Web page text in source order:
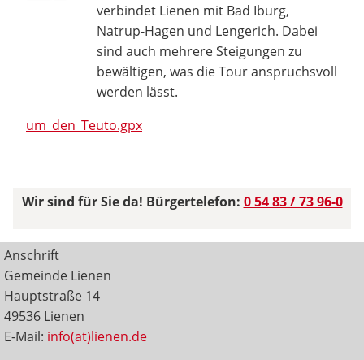
verbindet Lienen mit Bad Iburg,
Natrup-Hagen und Lengerich. Dabei
sind auch mehrere Steigungen zu
bewältigen, was die Tour anspruchsvoll
werden lässt.
um_den_Teuto.gpx
Wir sind für Sie da! Bürgertelefon: 0 54 83 / 73 96-0
Anschrift
Gemeinde Lienen
Hauptstraße 14
49536 Lienen
E-Mail: info(at)lienen.de